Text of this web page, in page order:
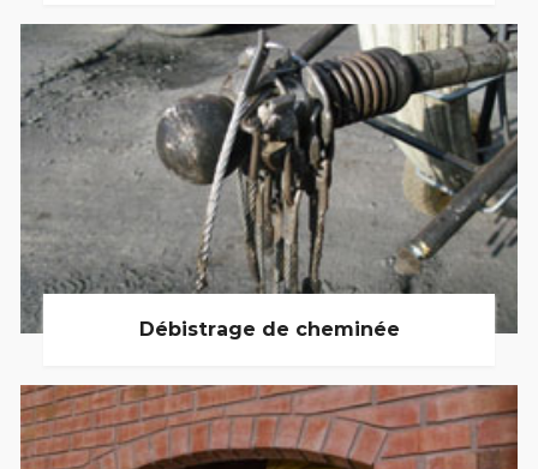
Débistrage de cheminée